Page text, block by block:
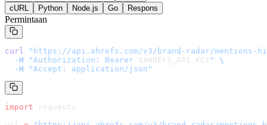
cURL
Python Node.js Go Respons
Permintaan
curl " https://api.ahrefs.com/v3/brand-radar/mentions-
  -H
"Authorization: Bearer $AHREFS_API_KEY "
\
  -H
"Accept: application/json"
import requests